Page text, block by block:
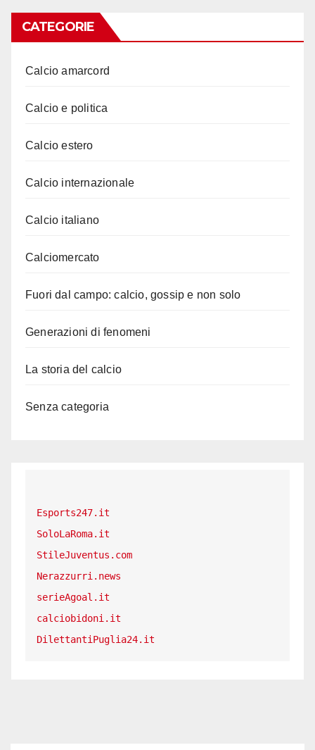
CATEGORIE
Calcio amarcord
Calcio e politica
Calcio estero
Calcio internazionale
Calcio italiano
Calciomercato
Fuori dal campo: calcio, gossip e non solo
Generazioni di fenomeni
La storia del calcio
Senza categoria
Esports247.it
SoloLaRoma.it
StileJuventus.com
Nerazzurri.news
serieAgoal.it
calciobidoni.it
DilettantiPuglia24.it